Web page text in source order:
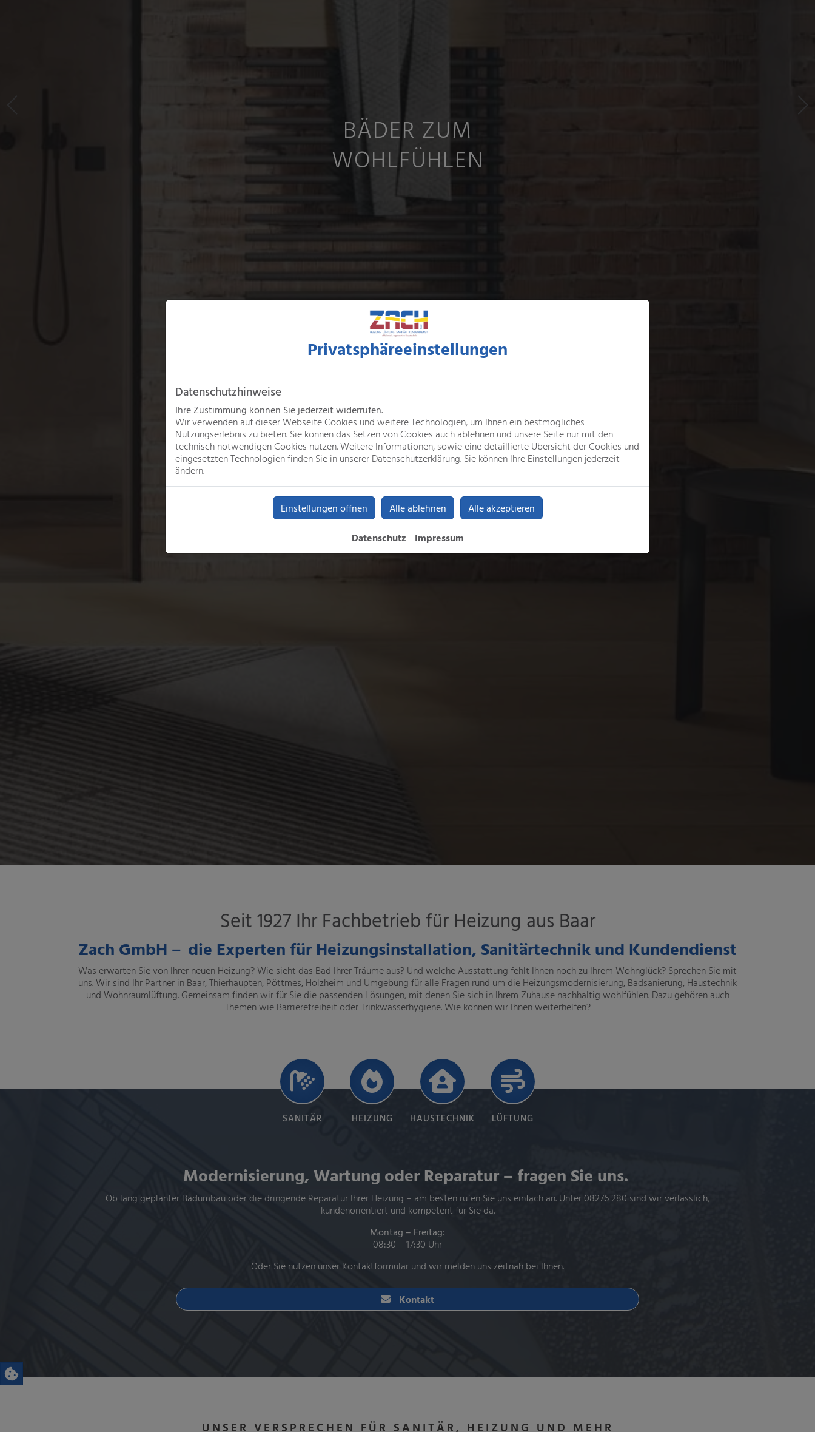
BÄDER ZUM
WOHLFÜHLEN
Seit 1927 Ihr Fachbetrieb für Heizung aus Baar
Zach GmbH – die Experten für Heizungsinstallation, Sanitärtechnik und Kundendienst
Was erwarten Sie von Ihrer neuen Heizung? Wie sieht das Bad Ihrer Träume aus? Und welche Ausstattung fehlt Ihnen noch zu Ihrem Wohnglück? Sprechen Sie mit
uns. Wir sind Ihr Partner in Baar, Thierhaupten, Pöttmes, Holzheim und Umgebung für alle Fragen rund um die Heizungsmodernisierung, Badsanierung, Haustechnik
und Wohnraumlüftung. Gemeinsam finden wir für Sie die passenden Lösungen, mit denen Sie sich in Ihrem Zuhause nachhaltig wohlfühlen. Dazu gehören auch
Themen wie Barrierefreiheit oder Trinkwasserhygiene. Wie können wir Ihnen weiterhelfen?
SANITÄR HEIZUNG HAUSTECHNIK LÜFTUNG
Modernisierung, Wartung oder Reparatur – fragen Sie uns.
Ob lang geplanter Badumbauoder die dringende Reparatur Ihrer Heizung – am besten rufen Sie uns einfach an. Unter 08276 280 sind wir verlässlich,
kundenorientiert und kompetent für Sie da.
Montag – Freitag:
08:30 – 17:30 Uhr
Oder Sie nutzen unser Kontaktformular und wir melden uns zeitnah bei Ihnen.
Kontakt
UNSER VERSPRECHEN FÜR SANITÄR, HEIZUNG UND MEHR
Privatsphäre­einstellungen
Datenschutzhinweise
Ihre Zustimmung können Sie jederzeit widerrufen.
Wir verwenden auf dieser Webseite Cookies und weitere Technologien, um Ihnen ein bestmögliches
Nutzungserlebnis zu bieten. Sie können das Setzen von Cookies auch ablehnen und unsere Seite nur mit den
technisch notwendigen Cookies nutzen. Weitere Informationen, sowie eine detaillierte Übersicht der Cookies und
eingesetzten Technologien finden Sie in unserer Datenschutzerklärung. Sie können Ihre Einstellungen jederzeit
ändern.
Einstellungen öffnen Alle ablehnen Alle akzeptieren
Datenschutz Impressum